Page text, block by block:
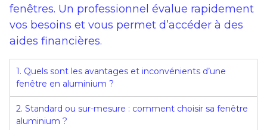
fenêtres. Un professionnel évalue rapidement
vos besoins et vous permet d’accéder à des
aides financières.
1. Quels sont les avantages et inconvénients d’une
fenêtre en aluminium ?
2. Standard ou sur-mesure : comment choisir sa fenêtre
aluminium ?